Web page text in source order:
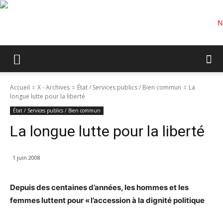
Accueil X - Archives État / Services publics / Bien commun
La
longue lutte pour la liberté
État / Services publics / Bien commun
La longue lutte pour la liberté
1 juin 2008
Depuis des centaines d’années, les hommes et les
femmes luttent pour « l’accession à la dignité politique